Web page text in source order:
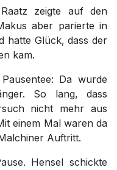
zeigte auf den
aber parierte in
hatte Glück, dass der
kam.
Da wurde
So lang, dass
nicht mehr aus
einem Mal waren da
Auftritt.
Hensel schickte